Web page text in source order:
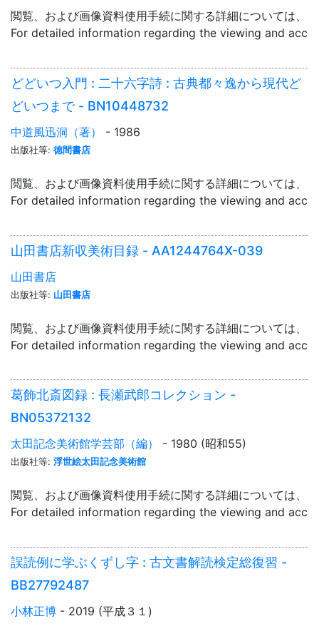
閲覧、および画像資料使用手続に関する詳細については、「
For detailed information regarding the viewing and
どどいつ入門 : 二十六字詩 : 古典都々逸から現代ど
どいつまで - BN10448732
中道風迅洞（著） - 1986
出版社等: 徳間書店
閲覧、および画像資料使用手続に関する詳細については、「
For detailed information regarding the viewing and
山田書店新収美術目録 - AA1244764X-039
山田書店
出版社等: 山田書店
閲覧、および画像資料使用手続に関する詳細については、「
For detailed information regarding the viewing and
葛飾北斎図録 : 長瀬武郎コレクション -
BN05372132
太田記念美術館学芸部（編） - 1980 (昭和55)
出版社等: 浮世絵太田記念美術館
閲覧、および画像資料使用手続に関する詳細については、「
For detailed information regarding the viewing and
誤読例に学ぶくずし字 : 古文書解読検定総復習 -
BB27792487
小林正博 - 2019 (平成３１)